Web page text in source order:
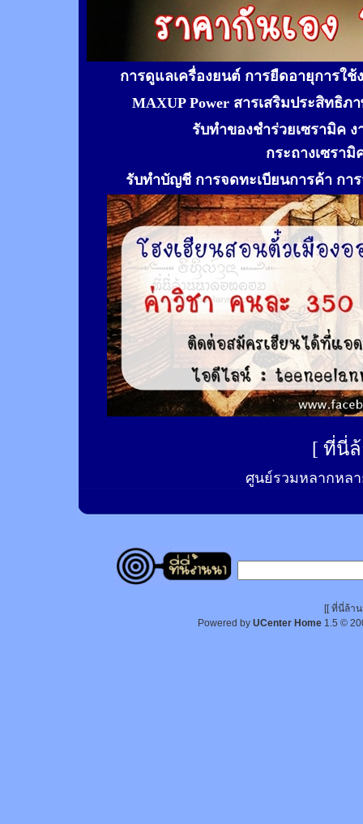
การดูแลเครื่องยนต์ การยืดอายุการใ
MAXUP Power สารเสริมประสิทธิ
รับทำของชำร่วยเซรามิค
กระถางเซรา
รับทำบัญชี การจดทะเบียนการค้า กา
[ ที่นี่
ศูนย์รวมหลากหลา
[[ ที่นี่ล้า
Powered by UCenter Home 1.5 ©